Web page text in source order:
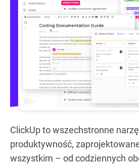
ClickUp to wszechstronne
produktywność,
wszystkim – od codziennych